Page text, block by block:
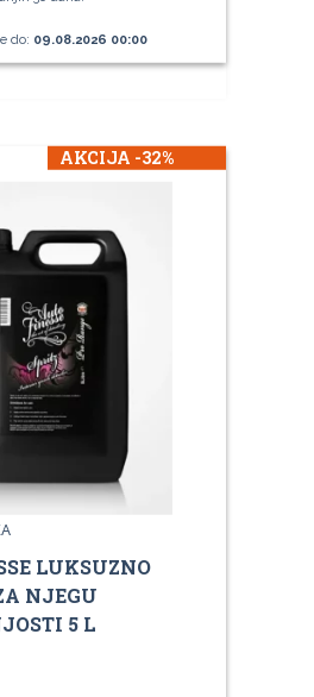
do: 09.08.2026 00:00
AKCIJA -32%
LUKSUZNO
NJEGU
5 L